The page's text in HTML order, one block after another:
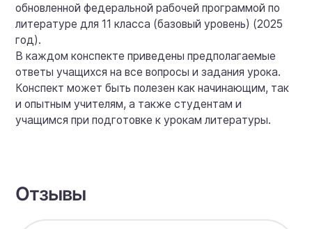
обновленной федеральной рабочей программой по
литературе для 11 класса (базовый уровень) (2025
год).
В каждом конспекте приведены предполагаемые
ответы учащихся на все вопросы и задания урока.
Конспект может быть полезен как начинающим, так
и опытным учителям, а также студентам и
учащимся при подготовке к урокам литературы.
Отзывы